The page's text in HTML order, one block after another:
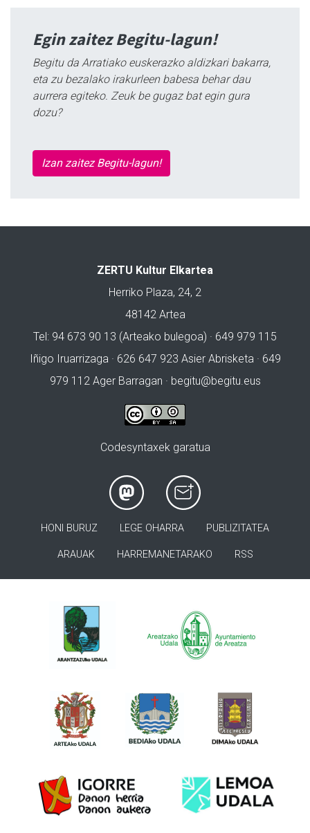
Egin zaitez Begitu-lagun!
Begitu da Arratiako euskerazko aldizkari bakarra,
eta zu bezalako irakurleen babesa behar dau
aurrera egiteko. Zeuk be gugaz bat egin gura
dozu?
Izan zaitez Begitu-lagun!
ZERTU Kultur Elkartea
Herriko Plaza, 24, 2
48142 Artea
Tel: 94 673 90 13 (Arteako bulegoa) · 649 979 115
Iñigo Iruarrizaga · 626 647 923 Asier Abrisketa · 649
979 112 Ager Barragan · begitu@begitu.eus
Codesyntaxek garatua
HONI BURUZ LEGE OHARRA PUBLIZITATEA
ARAUAK HARREMANETARAKO RSS